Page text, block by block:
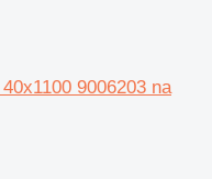
9006203 na